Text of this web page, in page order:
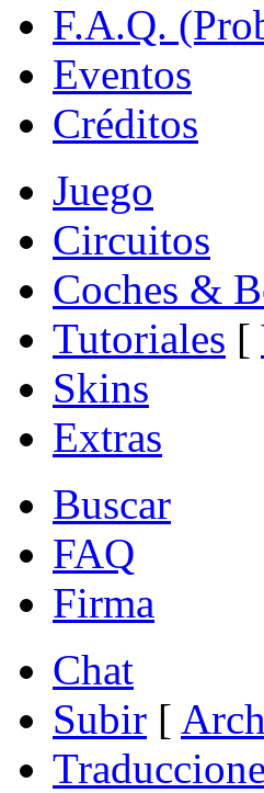
F.A.Q.
Eventos
Créditos
Juego
Circuitos
Coches &
Tutoriales [
Skins
Extras
Buscar
FAQ
Firma
Chat
Subir [